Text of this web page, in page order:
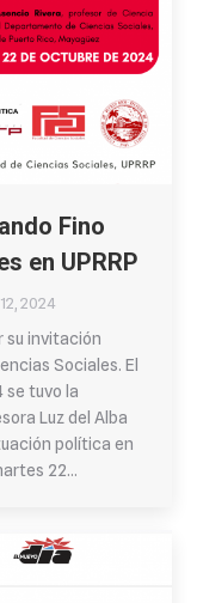
Fino
en UPRRP
2024
su invitación
Sociales. El
se tuvo la
Luz del Alba
política en
22…